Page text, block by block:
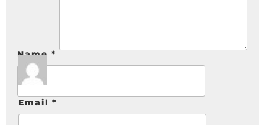
Name *
Email *